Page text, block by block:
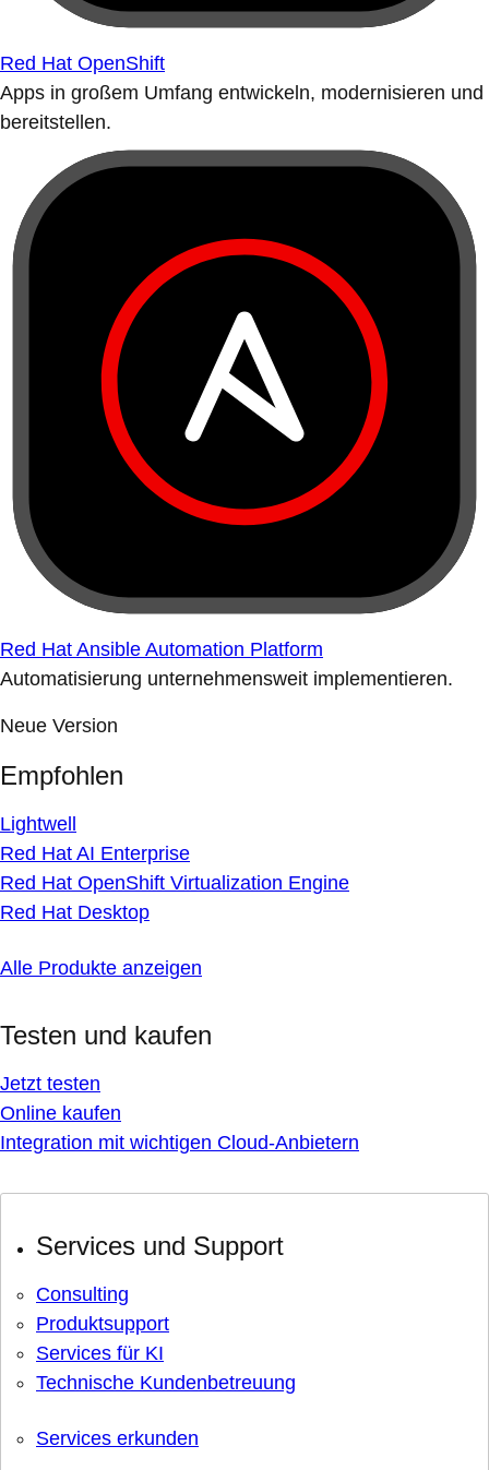
Red Hat OpenShift
Apps in großem Umfang entwickeln, modernisieren und
bereitstellen.
Red Hat Ansible Automation Platform
Automatisierung unternehmensweit implementieren.
Neue Version
Empfohlen
Lightwell
Red Hat AI Enterprise
Red Hat OpenShift Virtualization Engine
Red Hat Desktop
Alle Produkte anzeigen
Testen und kaufen
Jetzt testen
Online kaufen
Integration mit wichtigen Cloud-Anbietern
Services und Support
Consulting
Produktsupport
Services für KI
Technische Kundenbetreuung
Services erkunden